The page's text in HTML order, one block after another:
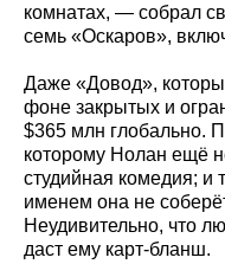
комнатах, — собрал
семь «Оскаров»,
Даже «Довод»,
фоне закрытых и
$365 млн глобально.
которому Нолан ещё
студийная комедия; и
именем она не
Неудивительно, что
даст ему карт-бланш.